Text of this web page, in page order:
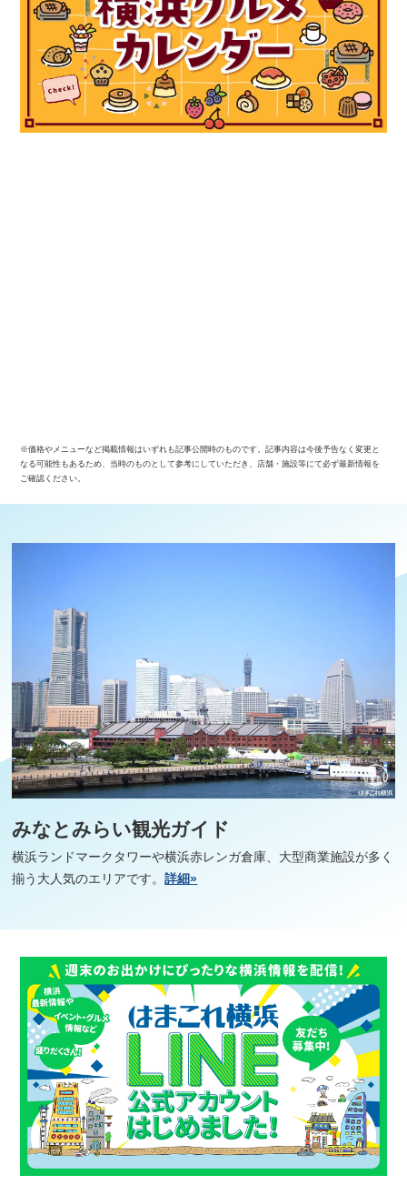
※価格やメニューなど掲載情報はいずれも記事公開時のものです。記事内容は今後予告なく変更と
なる可能性もあるため、当時のものとして参考にしていただき、店舗・施設等にて必ず最新情報を
ご確認ください。
みなとみらい観光ガイド
横浜ランドマークタワーや横浜赤レンガ倉庫、大型商業施設が多く
揃う大人気のエリアです。詳細»